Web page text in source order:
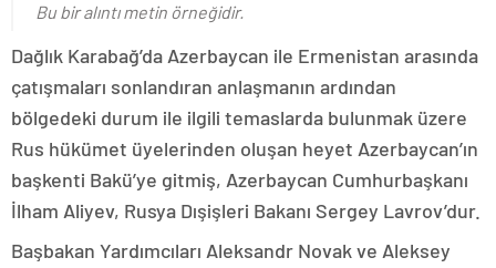
Bu bir alıntı metin örneğidir.
Dağlık Karabağ’da Azerbaycan ile Ermenistan arasında
çatışmaları sonlandıran anlaşmanın ardından
bölgedeki durum ile ilgili temaslarda bulunmak üzere
Rus hükümet üyelerinden oluşan heyet Azerbaycan’ın
başkenti Bakü’ye gitmiş, Azerbaycan Cumhurbaşkanı
İlham Aliyev, Rusya Dışişleri Bakanı Sergey Lavrov’dur.
Başbakan Yardımcıları Aleksandr Novak ve Aleksey